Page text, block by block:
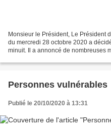
Monsieur le Président, Le Président
du mercredi 28 octobre 2020 a
minuit. Il a annoncé de nombreuses
Personnes vulnérables
Publié le 20/10/2020 à 13:31